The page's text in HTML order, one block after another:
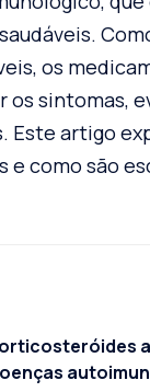
os
os sintomas,
Este artigo
e como são